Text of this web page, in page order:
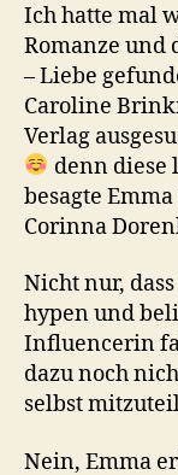
Ich hatte mal
Romanze und
– Liebe
Caroline
Verlag
denn diese
besagte
Corinna
Nicht nur,
hypen und
Influencerin
dazu noch
selbst
Nein, Emma